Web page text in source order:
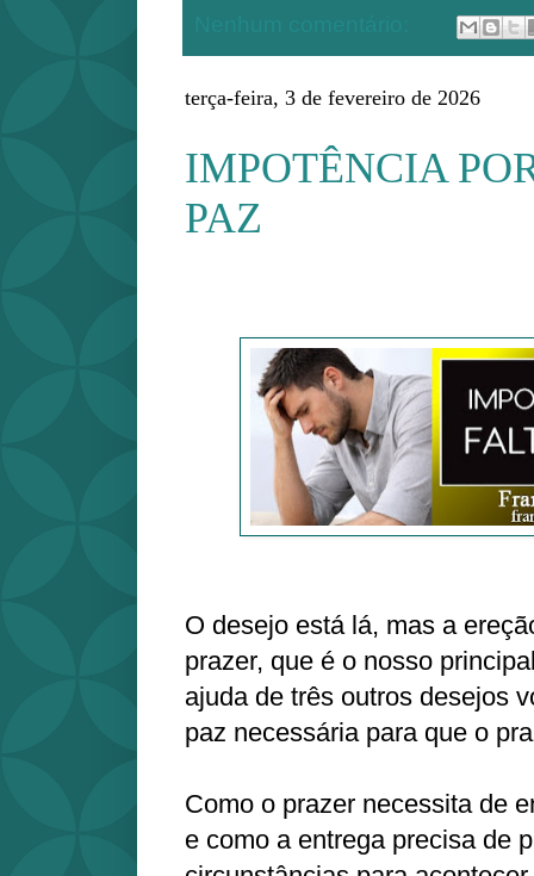
terça-feira, 3 de fevereiro de 2026
IMPOTÊNCIA
PAZ
O desejo está lá, mas a
prazer, que é o nosso
ajuda de três outros desejos
paz necessária para que o
Como o prazer necessita de
e como a entrega precisa de